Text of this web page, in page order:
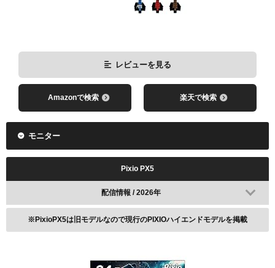
レビューを見る
Amazonで検索 楽天で検索
モニター
Pixio PX5
配信情報 / 2026年
※PixioPX5は旧モデルなので現行のPIXIOハイエンドモデルを掲載